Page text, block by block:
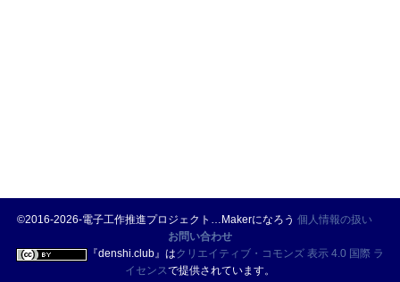
©2016-2026-電子工作推進プロジェクト…Makerになろう 個人情報の扱い
お問い合わせ
『denshi.club』はクリエイティブ・コモンズ 表示 4.0 国際 ラ
イセンスで提供されています。